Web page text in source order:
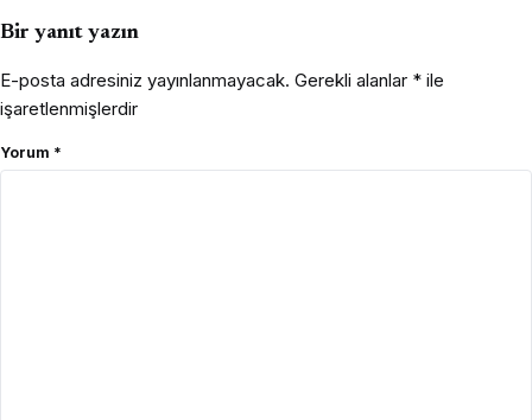
Bir yanıt yazın
E-posta adresiniz yayınlanmayacak. Gerekli alanlar * ile
işaretlenmişlerdir
Yorum *